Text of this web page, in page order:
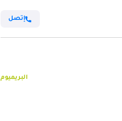
إتصل
البريميوم